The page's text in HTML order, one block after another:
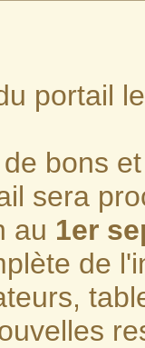
portail
bons
sera
au 1er
de